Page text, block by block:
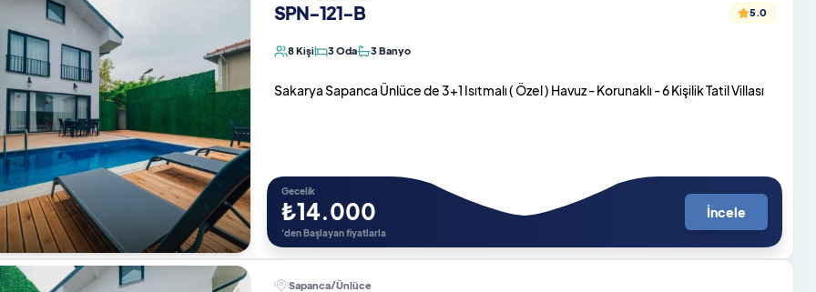
SPN-121-B 5.0
8 Kişi 3 Oda 3 Banyo
Sakarya Sapanca Ünlüce de 3+1 Isıtmalı ( Özel ) Havuz - Korunaklı - 6 Kişilik Tatil Villası
Gecelik
₺14.000
'den Başlayan fiyatlarla
İncele
Sapanca/Ünlüce